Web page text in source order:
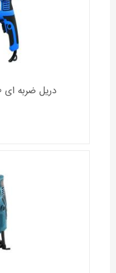
دریل ضربه ای 750 وات نک مدل 7513dh